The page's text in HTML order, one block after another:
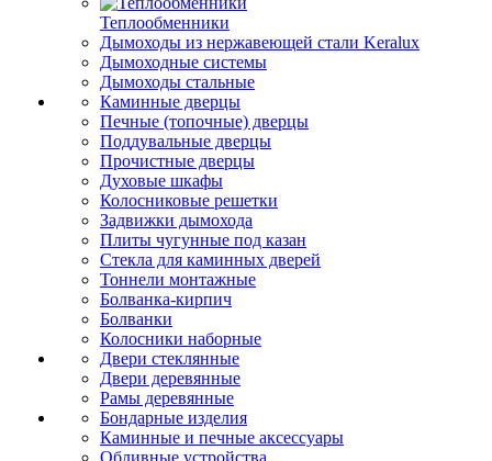
Теплообменники
Дымоходы из нержавеющей стали Keralux
Дымоходные системы
Дымоходы стальные
Каминные дверцы
Печные (топочные) дверцы
Поддувальные дверцы
Прочистные дверцы
Духовые шкафы
Колосниковые решетки
Задвижки дымохода
Плиты чугунные под казан
Стекла для каминных дверей
Тоннели монтажные
Болванка-кирпич
Болванки
Колосники наборные
Двери стеклянные
Двери деревянные
Рамы деревянные
Бондарные изделия
Каминные и печные аксессуары
Обливные устройства